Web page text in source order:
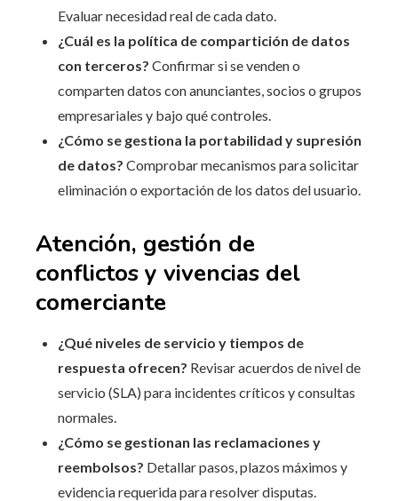
Evaluar necesidad real de cada dato.
¿Cuál es la política de compartición de datos
con terceros? Confirmar si se venden o
comparten datos con anunciantes, socios o grupos
empresariales y bajo qué controles.
¿Cómo se gestiona la portabilidad y supresión
de datos? Comprobar mecanismos para solicitar
eliminación o exportación de los datos del usuario.
Atención, gestión de
conflictos y vivencias del
comerciante
¿Qué niveles de servicio y tiempos de
respuesta ofrecen? Revisar acuerdos de nivel de
servicio (SLA) para incidentes críticos y consultas
normales.
¿Cómo se gestionan las reclamaciones y
reembolsos? Detallar pasos, plazos máximos y
evidencia requerida para resolver disputas.